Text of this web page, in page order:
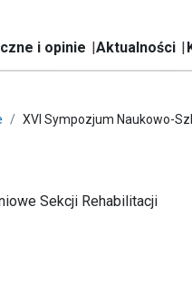
i opinie Aktualności
XVI Sympozjum Naukowo-
Sekcji Rehabilitacji